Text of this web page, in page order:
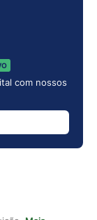
com nossos